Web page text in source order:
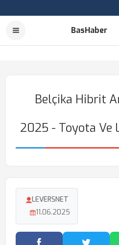
BasHaber
Belçika Hibrit
2025 - Toyota Ve
LEVERSNET
11.06.2025